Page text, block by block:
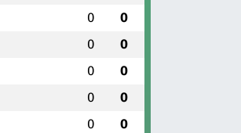
0 0
0 0
0 0
0 0
0 0